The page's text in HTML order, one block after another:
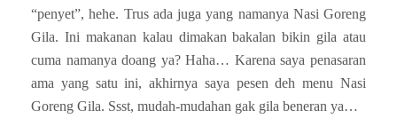
“penyet”, hehe. Trus ada juga yang namanya Nasi Goreng
Gila. Ini makanan kalau dimakan bakalan bikin gila atau
cuma namanya doang ya? Haha… Karena saya penasaran
ama yang satu ini, akhirnya saya pesen deh menu Nasi
Goreng Gila. Ssst, mudah-mudahan gak gila beneran ya…